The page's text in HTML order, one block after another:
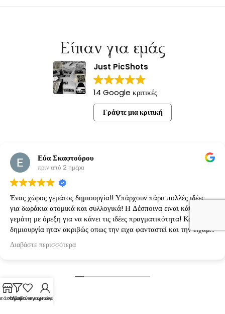
Είπαν για εμάς
Just PicShots
14 Google κριτικές
Γράψτε μια κριτική
Εύα Σκαφτούρου
πριν από 2 ημέρα
Ένας χώρος γεμάτος δημιουργία!! Υπάρχουν πάρα πολλές ιδέες
για δωράκια ατομικά και συλλογικά! Η Δέσποινα ειναι κάθε φορά
γεμάτη με όρεξη για να κάνει τις ιδέες πραγματικότητα! Κάθε
δημιουργία ηταν ακριβώς οπως την ειχα φανταστεί και την είχαμε
κανονίσει!
Διαβάστε περισσότερα
Φίλτρα
Λίστα επιθυμιών
Ο λογαριασμός μου